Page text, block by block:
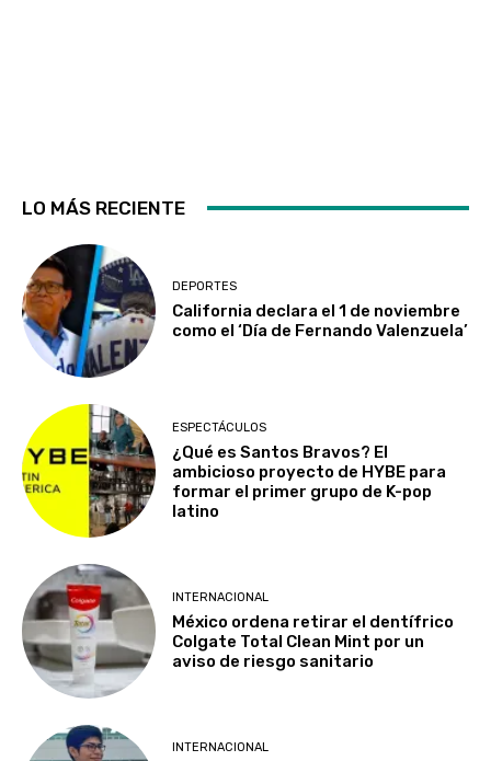
LO MÁS RECIENTE
DEPORTES
California declara el 1 de noviembre
como el ‘Día de Fernando Valenzuela’
ESPECTÁCULOS
¿Qué es Santos Bravos? El
ambicioso proyecto de HYBE para
formar el primer grupo de K-pop
latino
INTERNACIONAL
México ordena retirar el dentífrico
Colgate Total Clean Mint por un
aviso de riesgo sanitario
INTERNACIONAL